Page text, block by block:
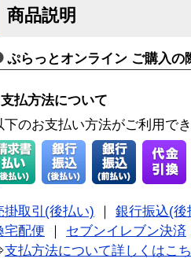
商品説明
ぷらっとオンライン ご購入の
支払方法について
下のお支払い方法がご利用で
掛取引(後払い)
銀行振込(後
宅配便
セブンイレブン決済
支払方法について詳しくはこ